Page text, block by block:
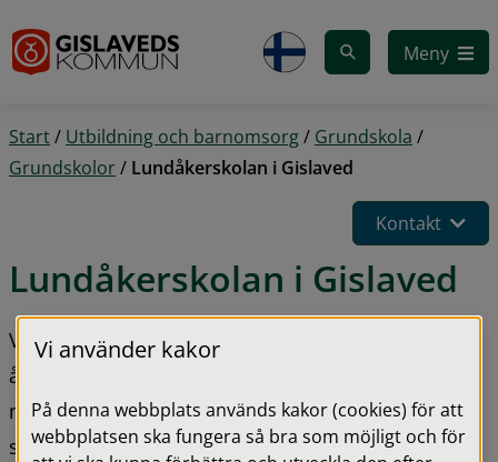
Meny
Start/ Utbildning och barnomsorg/ Grundskola /
Grundskolor/ Lundåkerskolan i Gislaved
Kontakt
Lundåkerskolan i Gislaved
Vi är en centralt belägen skola i Gislaved för
årskurs 7-9 med en lång erfarenhet av att vara en
mångkulturell skola, som också återspeglar sig i
skolans personal.
Vi använder kakor
På denna webbplats används kakor (cookies) för att
webbplatsen ska fungera så bra som möjligt och för